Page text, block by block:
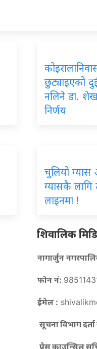
छुट्याइएको
नलिने डा.
निर्णय
चुलियो
ग्यासकै लागि
लाइनमा !
शिवालिक
नागार्जुन
फोन नं:
ईमेल :
सूचना विभाग दर्ता
प्रेस काउन्सिल